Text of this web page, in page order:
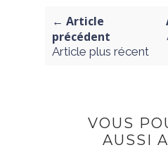
← Article
précédent
Article plus récent
VOUS
AUSSI